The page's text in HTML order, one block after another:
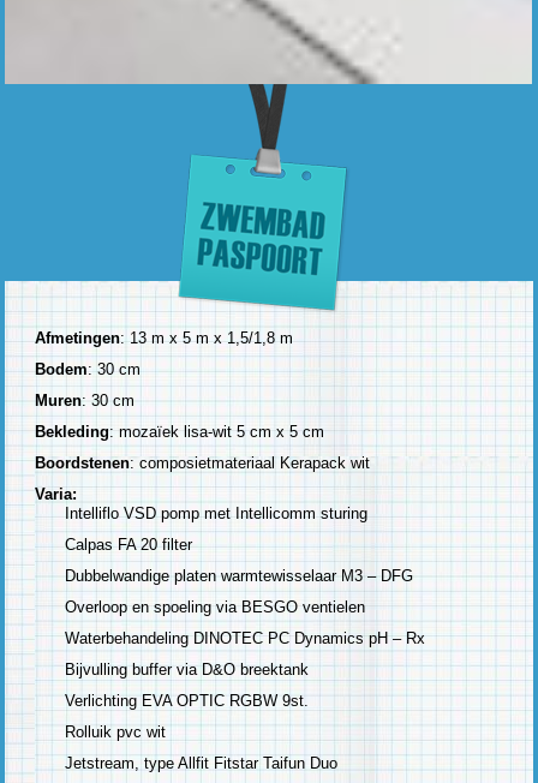
Afmetingen: 13 m x 5 m x 1,5/1,8 m
Bodem: 30 cm
Muren: 30 cm
Bekleding: mozaïek lisa-wit 5 cm x 5 cm
Boordstenen: composietmateriaal Kerapack wit
Varia:
Intelliflo VSD pomp met Intellicomm sturing
Calpas FA 20 filter
Dubbelwandige platen warmtewisselaar M3 – DFG
Overloop en spoeling via BESGO ventielen
Waterbehandeling DINOTEC PC Dynamics pH – Rx
Bijvulling buffer via D&O breektank
Verlichting EVA OPTIC RGBW 9st.
Rolluik pvc wit
Jetstream, type Allfit Fitstar Taifun Duo